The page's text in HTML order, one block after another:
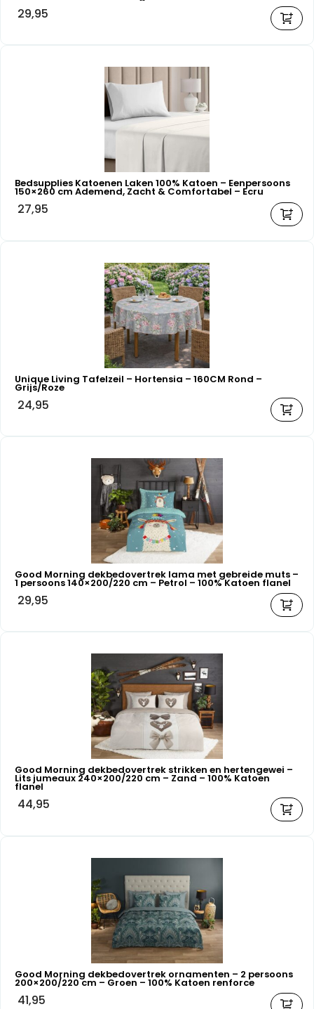
29,95
Bedsupplies Katoenen Laken 100% Katoen – Eenpersoons
150×260 cm Ademend, Zacht & Comfortabel – Ecru
27,95
Unique Living Tafelzeil – Hortensia – 160CM Rond –
Grijs/Roze
24,95
Good Morning dekbedovertrek lama met gebreide muts –
1 persoons 140×200/220 cm – Petrol – 100% Katoen flanel
29,95
Good Morning dekbedovertrek strikken en hertengewei –
Lits jumeaux 240×200/220 cm – Zand – 100% Katoen
flanel
44,95
Good Morning dekbedovertrek ornamenten – 2 persoons
200×200/220 cm – Groen – 100% Katoen renforce
41,95